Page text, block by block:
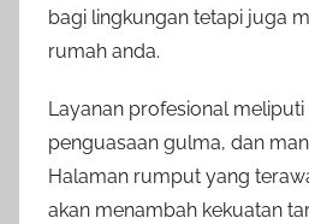
bagi lingkungan tetapi juga
rumah anda.
Layanan profesional
penguasaan gulma, dan
Halaman rumput yang
akan menambah kekuatan